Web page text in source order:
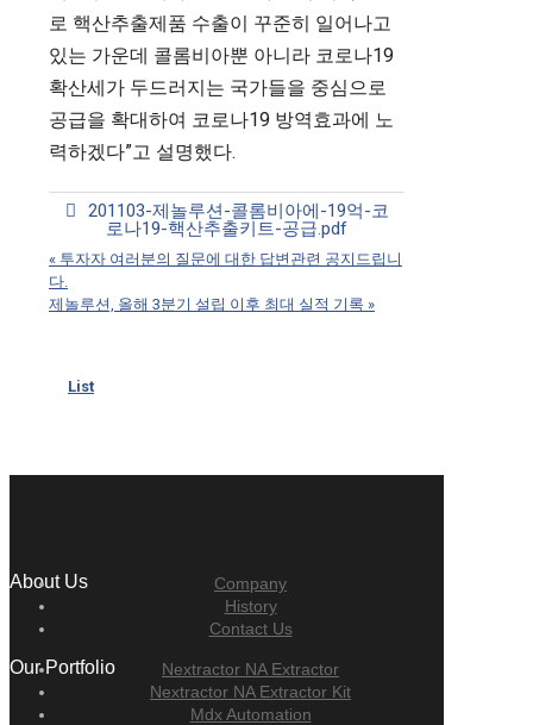
로 핵산추출제품 수출이 꾸준히 일어나고
있는 가운데 콜롬비아뿐 아니라 코로나19
확산세가 두드러지는 국가들을 중심으로
공급을 확대하여 코로나19 방역효과에 노
력하겠다”고 설명했다.
201103-제놀루션-콜롬비아에-19억-코
로나19-핵산추출키트-공급.pdf
« 투자자 여러분의 질문에 대한 답변관련 공지드립니
다.
제놀루션, 올해 3분기 설립 이후 최대 실적 기록 »
List
About Us
Company
History
Contact Us
Our Portfolio
Nextractor NA Extractor
Nextractor NA Extractor Kit
Mdx Automation